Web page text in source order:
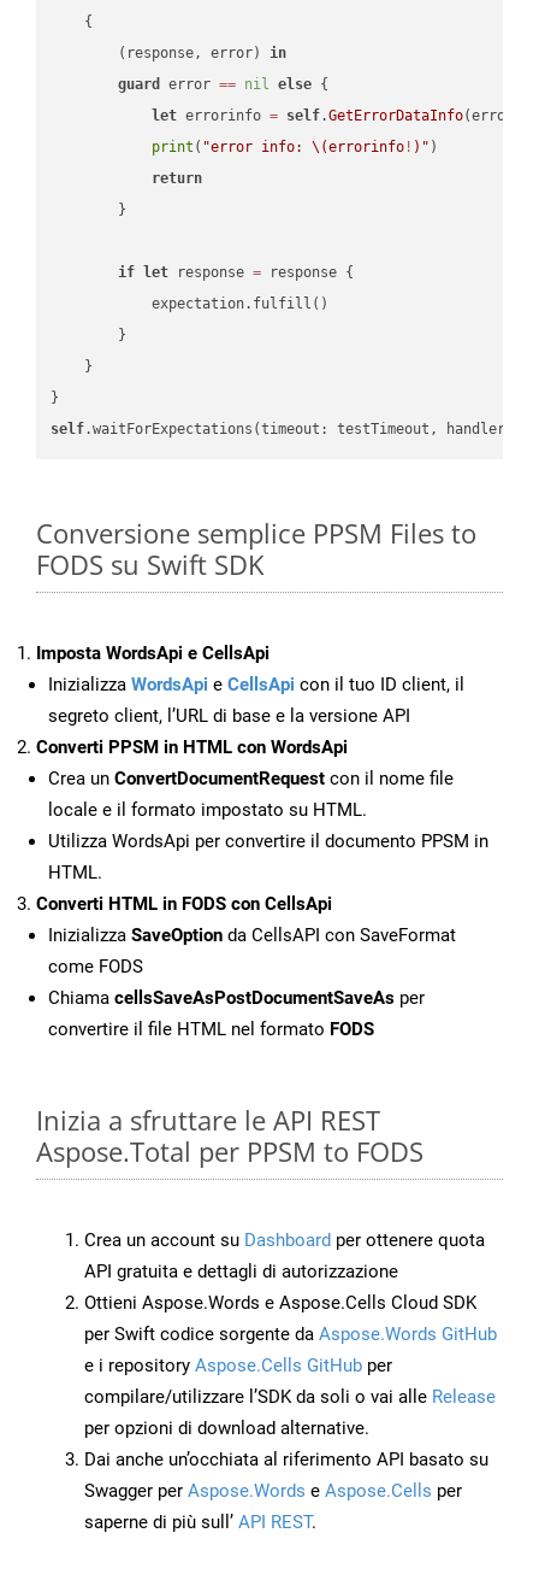
    {
        (response, error)
in
guard
error == nil else {
let errorinfo = self.GetErrorDataInfo(error:
print ( "error info: \(errorinfo ! ) " )
return
        }
if let response = response {
            expectation.fulfill()
        }
    }
self.waitForExpectations(timeout: testTimeout, handler:
Conversione semplice PPSM Files to
FODS su Swift SDK
Imposta WordsApi e CellsApi
Inizializza WordsApi e CellsApi con il tuo ID client, il
segreto client, l’URL di base e la versione API
Converti PPSM in HTML con WordsApi
Crea un ConvertDocumentRequest con il nome file
locale e il formato impostato su HTML.
Utilizza WordsApi per convertire il documento PPSM in
HTML.
Converti HTML in FODS con CellsApi
Inizializza SaveOption da CellsAPI con SaveFormat
come FODS
Chiama cellsSaveAsPostDocumentSaveAs per
convertire il file HTML nel formato FODS
Inizia a sfruttare le API REST
Aspose.Total per PPSM to FODS
Crea un account su Dashboard per ottenere quota
API gratuita e dettagli di autorizzazione
Ottieni Aspose.Words e Aspose.Cells Cloud SDK
per Swift codice sorgente da Aspose.Words GitHub
e i repository Aspose.Cells GitHub per
compilare/utilizzare l’SDK da soli o vai alle Release
per opzioni di download alternative.
Dai anche un’occhiata al riferimento API basato su
Swagger per Aspose.Words e Aspose.Cells per
saperne di più sull’ API REST.